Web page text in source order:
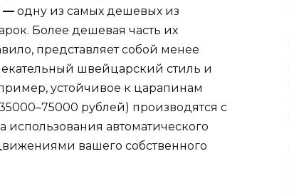
— одну из самых дешевых из
Более дешевая часть их
представляет собой менее
швейцарский стиль и
устойчивое к царапинам
рублей) производятся с
автоматического
вашего собственного